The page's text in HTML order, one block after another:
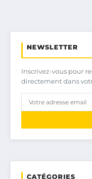
NEWSLETTER
Inscrivez-vous pour
directement dans
CATÉGORIES